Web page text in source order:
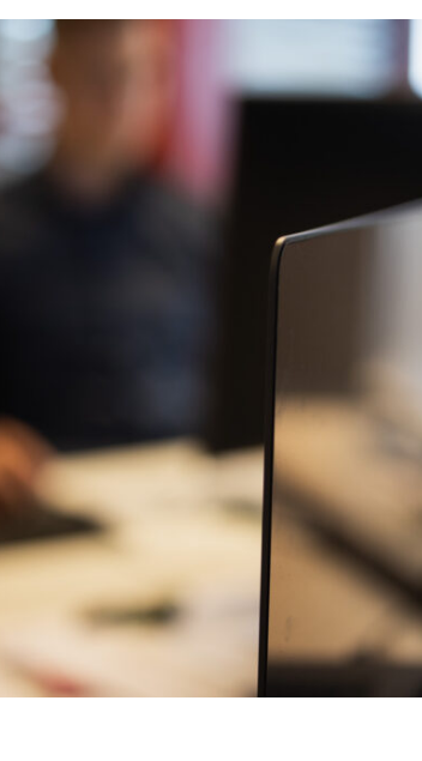
Pilvipalvelut
PTV
Responsiivinen suunnittelu
Saavutettavuus
Sovelluskehitys
Tabletit